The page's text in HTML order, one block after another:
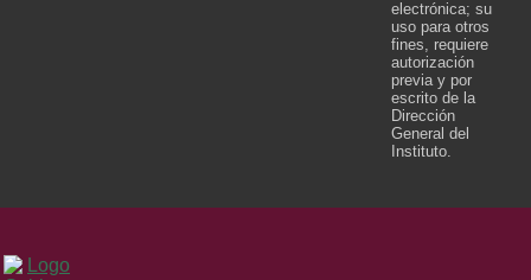
electrónica; su
uso para otros
fines, requiere
autorización
previa y por
escrito de la
Dirección
General del
Instituto.